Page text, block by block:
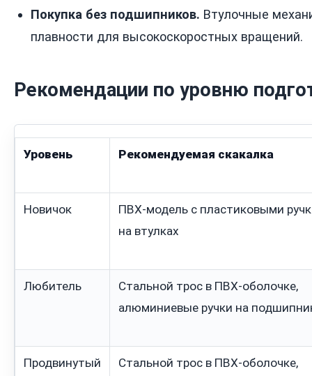
Покупка без подшипников. Втулочные
плавности для высокоскоростных вращений.
Рекомендации по уровню
Уровень Рекомендуемая скакалка
Новичок
ПВХ-модель с пластиковыми
на втулках
Любитель
Стальной трос в ПВХ-оболочке,
алюминиевые ручки на
Продвинутый
Стальной трос в ПВХ-оболочке,